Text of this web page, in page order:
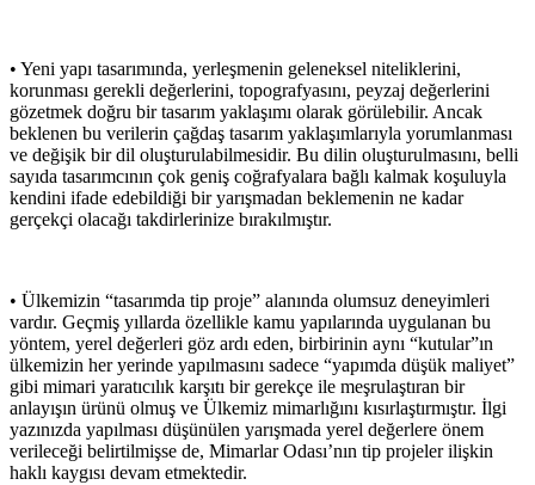
• Yeni yapı tasarımında, yerleşmenin geleneksel niteliklerini,
korunması gerekli değerlerini, topografyasını, peyzaj değerlerini
gözetmek doğru bir tasarım yaklaşımı olarak görülebilir. Ancak
beklenen bu verilerin çağdaş tasarım yaklaşımlarıyla yorumlanması
ve değişik bir dil oluşturulabilmesidir. Bu dilin oluşturulmasını, belli
sayıda tasarımcının çok geniş coğrafyalara bağlı kalmak koşuluyla
kendini ifade edebildiği bir yarışmadan beklemenin ne kadar
gerçekçi olacağı takdirlerinize bırakılmıştır.
• Ülkemizin “tasarımda tip proje” alanında olumsuz deneyimleri
vardır. Geçmiş yıllarda özellikle kamu yapılarında uygulanan bu
yöntem, yerel değerleri göz ardı eden, birbirinin aynı “kutular”ın
ülkemizin her yerinde yapılmasını sadece “yapımda düşük maliyet”
gibi mimari yaratıcılık karşıtı bir gerekçe ile meşrulaştıran bir
anlayışın ürünü olmuş ve Ülkemiz mimarlığını kısırlaştırmıştır. İlgi
yazınızda yapılması düşünülen yarışmada yerel değerlere önem
verileceği belirtilmişse de, Mimarlar Odası’nın tip projeler ilişkin
haklı kaygısı devam etmektedir.